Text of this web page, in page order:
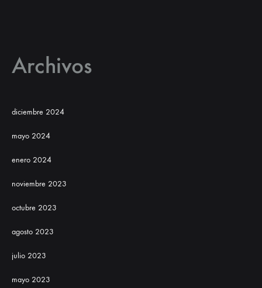
Archivos
diciembre 2024
mayo 2024
enero 2024
noviembre 2023
octubre 2023
agosto 2023
julio 2023
mayo 2023